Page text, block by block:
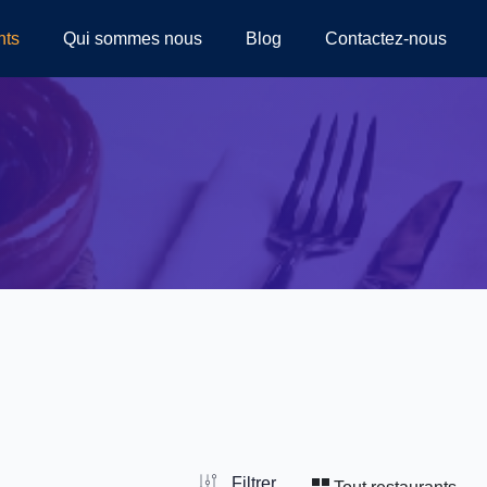
Qui sommes nous Blog Contactez-nous
Filtrer